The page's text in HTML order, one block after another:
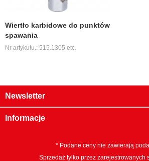
Wiertło karbidowe do punktów
spawania
Nr artykułu.: 515.1305 etc.
Newsletter
Informacje
* Podane ceny nie zawierają
Sprzedaż tylko przez zarejestrowanych